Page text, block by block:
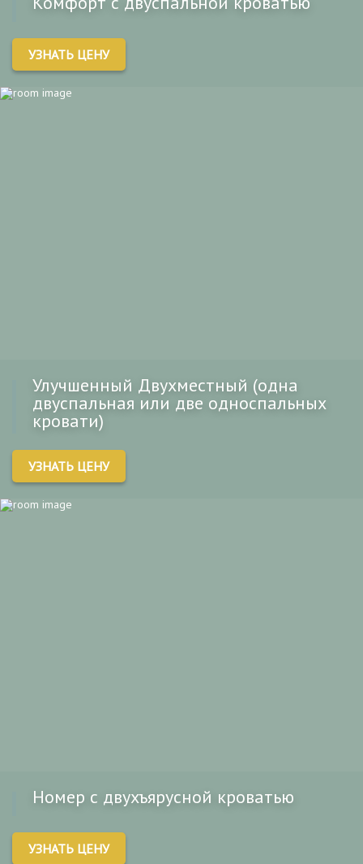
УЗНАТЬ ЦЕНУ
Улучшенный Двухместный (одна
двуспальная или две односпальных
кровати)
УЗНАТЬ ЦЕНУ
Номер с двухъярусной кроватью
УЗНАТЬ ЦЕНУ